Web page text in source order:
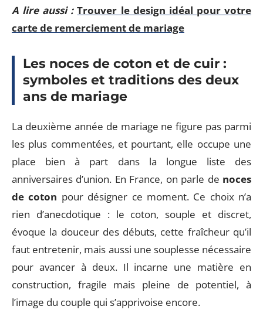
A lire aussi : Trouver le design idéal pour votre
carte de remerciement de mariage
Les noces de coton et de cuir :
symboles et traditions des deux
ans de mariage
La deuxième année de mariage ne figure pas parmi
les plus commentées, et pourtant, elle occupe une
place bien à part dans la longue liste des
anniversaires d’union. En France, on parle de noces
de coton pour désigner ce moment. Ce choix n’a
rien d’anecdotique : le coton, souple et discret,
évoque la douceur des débuts, cette fraîcheur qu’il
faut entretenir, mais aussi une souplesse nécessaire
pour avancer à deux. Il incarne une matière en
construction, fragile mais pleine de potentiel, à
l’image du couple qui s’apprivoise encore.